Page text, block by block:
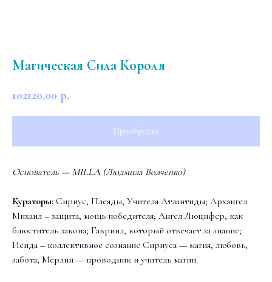
Магическая Сила Короля
102120,00 р.
Приобрести
Основатель — MILLA (Людмила Волченко)
Кураторы: Сириус, Плеяды, Учителя Атлантиды; Архангел
Михаил – защита, мощь победителя; Ангел Люцифер, как
блюститель закона; Гавриил, который отвечает за знание;
Исида – коллективное сознание Сириуса — магия, любовь,
забота; Мерлин — проводник и учитель магии.